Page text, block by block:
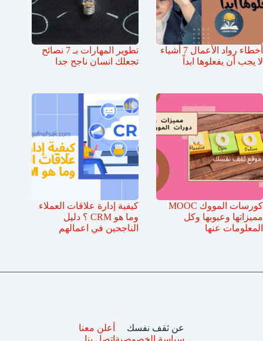
أخطاء رواد الأعمال 7 أشياء
لا يجب أن يفعلوها ابداً
تطوير المهارات بـ 7 نصائح
تجعلك انسان ناجح جدا
كورسات المووك MOOC
مميزاتها وعيوبها وكل
المعلومات عنها
كيفية إدارة علاقات العملاء
وما هو CRM ؟ دليل
الناجحين في اعمالهم
عن ثقف نفسك
سياسة الخصوصية
أعلن معنا
اتصل بنا